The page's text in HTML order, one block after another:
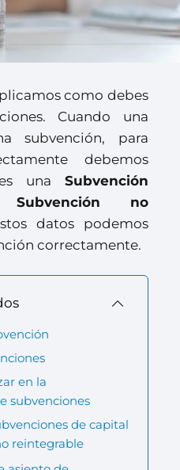
como debes
Cuando una
subvención, para
debemos
una Subvención
Subvención no
datos podemos
correctamente.
en la
subvenciones
de capital
reintegrable